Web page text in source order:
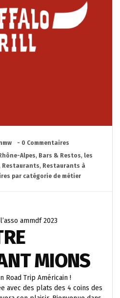
- 0 Commentaires
Alpes, Bars & Restos, les
Restaurants, Restaurants à
par catégorie de métier
ammdf 2023
MIONS
Road Trip Américain !
avec des plats des 4 coins des